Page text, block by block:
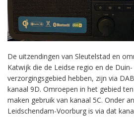
De uitzendingen van Sleutelstad en
Katwijk die de Leidse regio en de
verzorgingsgebied hebben, zijn via
kanaal 9D. Omroepen in het gebied
maken gebruik van kanaal 5C. Onder
Leidschendam-Voorburg is via dat